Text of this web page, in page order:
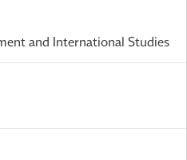
and International Studies